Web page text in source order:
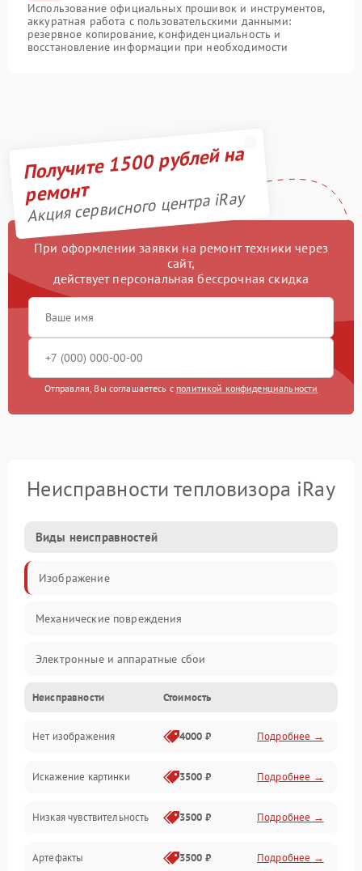
Использование официальных прошивок и инструментов,
аккуратная работа с пользовательскими данными:
резервное копирование, конфиденциальность и
восстановление информации при необходимости
Получите 1500 рублей на
ремонт
Акция сервисного центра iRay
При оформлении заявки на ремонт техники через
сайт,
действует персональная бессрочная скидка
Отправляя, Вы соглашаетесь с политикой конфиденциальности
Неисправности тепловизора iRay
Виды неисправностей
Изображение
Механические повреждения
Электронные и аппаратные сбои
Неисправности сенсора и оптики
Программные ошибки
Электропитание
Измерения
Матрица
Неисправности Стоимость
Нет изображения 4000 ₽ Подробнее →
Искажение картинки 3500 ₽ Подробнее →
Низкая чувствительность 3500 ₽ Подробнее →
Артефакты 3500 ₽ Подробнее →